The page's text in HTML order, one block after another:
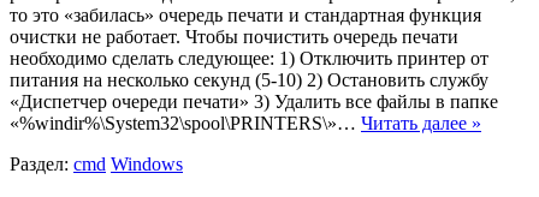
то это «забилась» очередь печати и стандартная функция
очистки не работает. Чтобы почистить очередь печати
необходимо сделать следующее: 1) Отключить принтер от
питания на несколько секунд (5-10) 2) Остановить службу
«Диспетчер очереди печати» 3) Удалить все файлы в папке
«%windir%\System32\spool\PRINTERS\»… Читать далее »
Раздел: cmd Windows